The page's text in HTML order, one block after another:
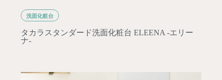
洗面化粧台
タカラスタンダード洗面化粧台 ELEENA -エリー
ナ-